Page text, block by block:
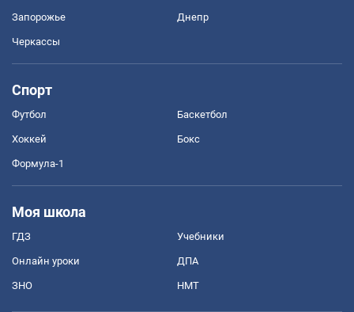
Запорожье Днепр
Черкассы
Спорт
Футбол Баскетбол
Хоккей Бокс
Формула-1
Моя школа
ГДЗ Учебники
Онлайн уроки ДПА
ЗНО НМТ